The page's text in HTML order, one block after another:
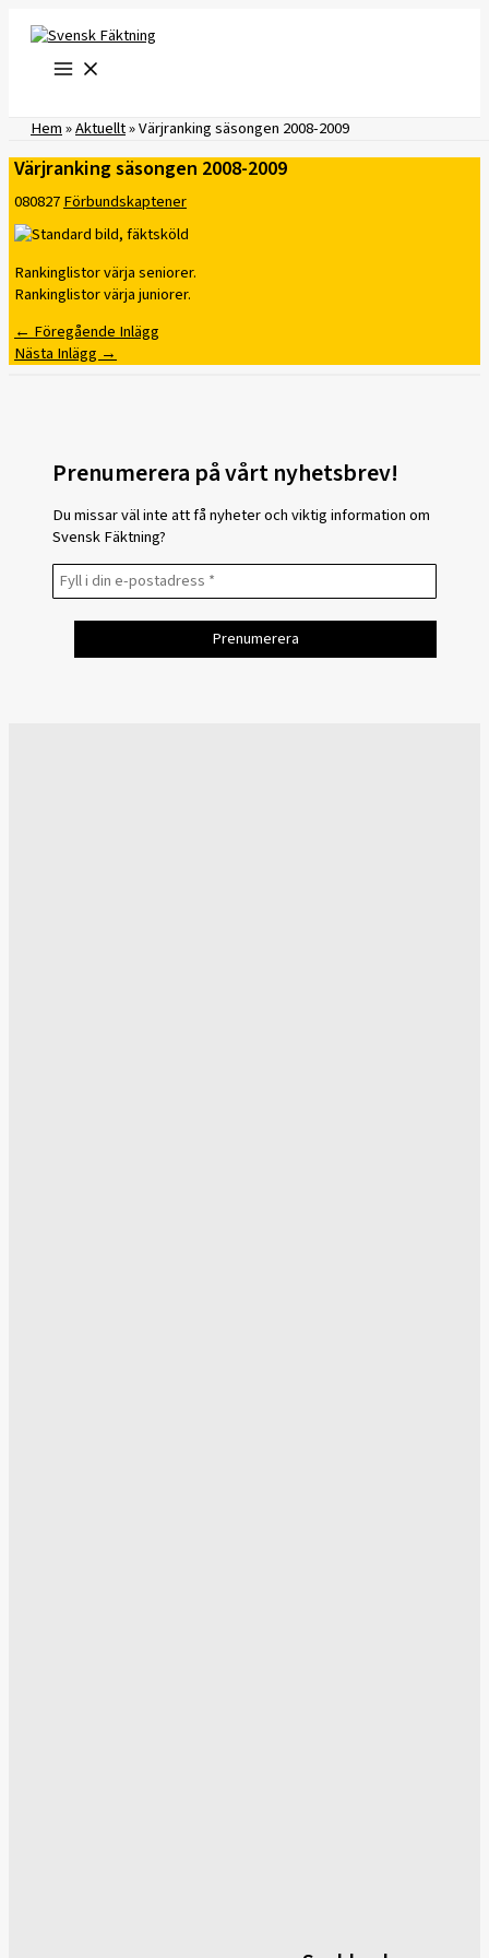
innehåll
Hem»Aktuellt»Värjranking säsongen 2008-2009
Värjranking säsongen 2008-2009
080827Förbundskaptener
Rankinglistor värja seniorer.
Rankinglistor värja juniorer.
←Föregående Inlägg
Nästa Inlägg→
Prenumerera på vårt nyhetsbrev!
Du missar väl inte att få nyheter och viktig information om
Svensk Fäktning?